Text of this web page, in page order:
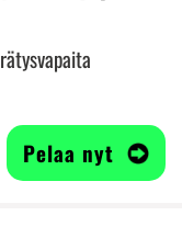
Pelaa nyt